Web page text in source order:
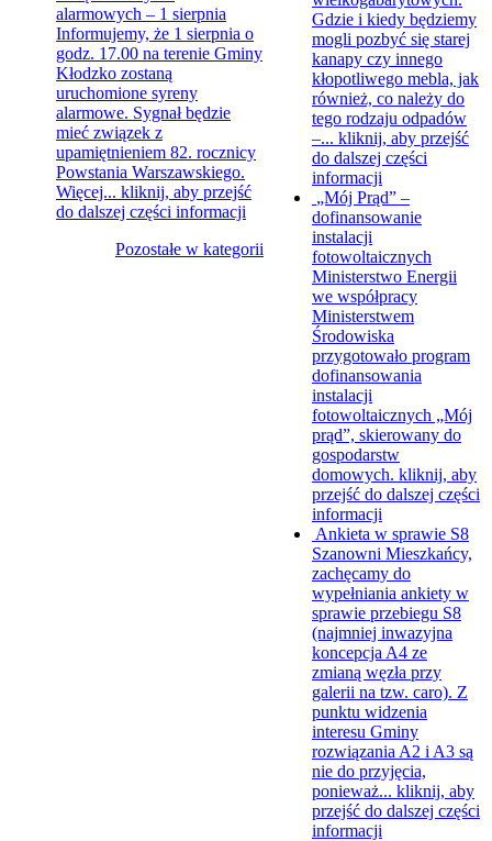
alarmowych – 1 sierpnia
Informujemy, że 1 sierpnia o
godz. 17.00 na terenie Gminy
Kłodzko zostaną
uruchomione syreny
alarmowe. Sygnał będzie
mieć związek z
upamiętnieniem 82. rocznicy
Powstania Warszawskiego.
Więcej... kliknij, aby przejść
do dalszej części informacji
Pozostałe w kategorii
Gdzie i kiedy będziemy
mogli pozbyć się starej
kanapy czy innego
kłopotliwego mebla, jak
również, co należy do
tego rodzaju odpadów
–... kliknij, aby przejść
do dalszej części
informacji
„Mój Prąd” –
dofinansowanie
instalacji
fotowoltaicznych
Ministerstwo Energii
we współpracy
Ministerstwem
Środowiska
przygotowało program
dofinansowania
instalacji
fotowoltaicznych „Mój
prąd”, skierowany do
gospodarstw
domowych. kliknij, aby
przejść do dalszej części
informacji
Ankieta w sprawie S8
Szanowni Mieszkańcy,
zachęcamy do
wypełniania ankiety w
sprawie przebiegu S8
(najmniej inwazyjna
koncepcja A4 ze
zmianą węzła przy
galerii na tzw. caro). Z
punktu widzenia
interesu Gminy
rozwiązania A2 i A3 są
nie do przyjęcia,
ponieważ... kliknij, aby
przejść do dalszej części
informacji